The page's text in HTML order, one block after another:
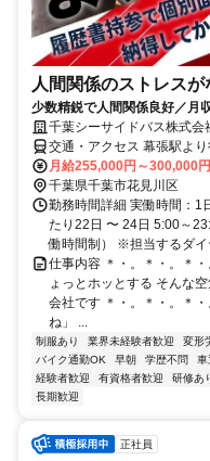
人間関係のストレス
少数精鋭で人間関係良好／月
千葉シーサイドバス株式会
交通・アクセス 幕張駅よ
月給255,000円～300,000円
千葉県千葉市花見川区
勤務時間詳細 実働時間：1
たり22日 〜 24日 5:00～
働時間制） ※担当するダ
仕事内容 ＊・。＊・。＊
ょっとホッとする そんな
会社です ＊・。＊・。＊
ね」 ...
制服あり 業界未経験者歓迎 変形
バイク通勤OK
早朝 学歴不問 車
経験者歓迎
有資格者歓迎 研修あ
長期歓迎
正社員